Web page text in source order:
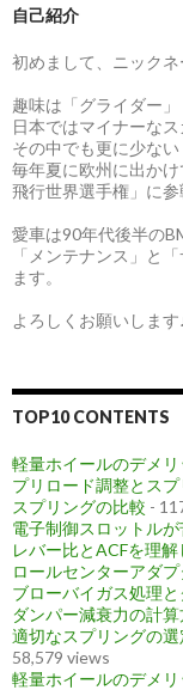
自己紹介
初めまして、ニック
趣味は「グライダー」
日本ではマイナーな
その中でも更に少な
毎年夏に欧州に出か
飛行世界選手権」に参
愛車は90年代後半の
「メンテナンス」と
ます。
よろしくお願いします
TOP10 CONTENTS
軽量ホイールのデメ
プリロード調整とス
スプリングの比較 -
電子制御スロットルが
レバー比とACFを理
ロールセンターアダ
ブローバイガス処理
ダンパー減衰力の計
適切なスプリングの
58,579 views
軽量ホイールのデメ